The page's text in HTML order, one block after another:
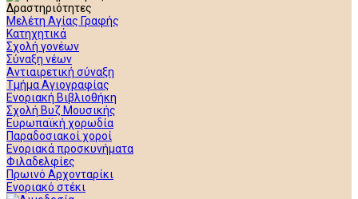
Δραστηριότητες
Μελέτη Αγίας Γραφής
Κατηχητικά
Σχολή γονέων
Σύναξη νέων
Αντιαιρετική σύναξη
Τμήμα Αγιογραφίας
Ενοριακή Βιβλιοθήκη
Σχολή Βυζ Μουσικής
Ευρωπαϊκή χορωδία
Παραδοσιακοί χοροί
Ενοριακά προσκυνήματα
Φιλαδελφίες
Πρωινό Αρχονταρίκι
Ενοριακό στέκι